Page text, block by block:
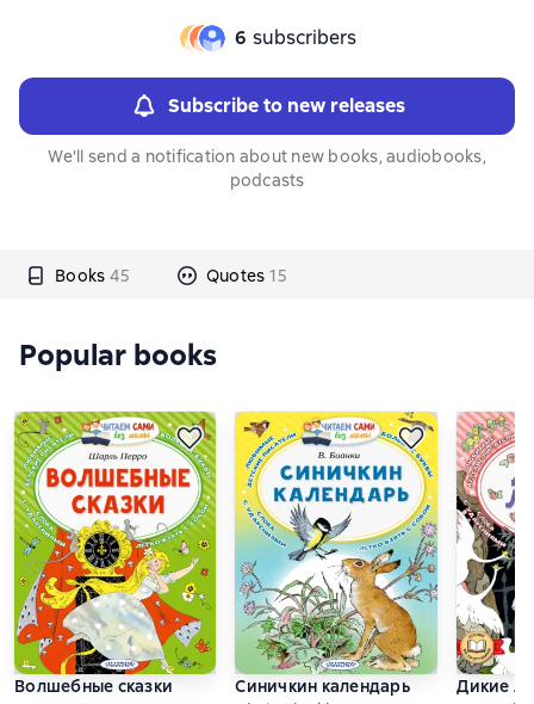
6 subscribers
Subscribe to new releases
We'll send a notification about new books, audiobooks,
podcasts
Books 45 Quotes 15
Popular books
Волшебные сказки
Синичкин календарь
Дикие